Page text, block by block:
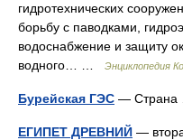
гидротехнических
борьбу с паводками,
водоснабжение и защиту
водного… …
Энциклопедия
Бурейская ГЭС —
ЕГИПЕТ ДРЕВНИЙ —